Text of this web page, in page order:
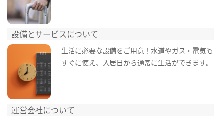
設備とサービスについて
生活に必要な設備をご用意！水道やガス・電気も
すぐに使え、入居日から通常に生活ができます。
運営会社について